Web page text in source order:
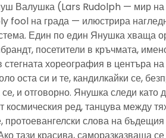
Валушка (Lars Rudolph — мир
fool на града — илюстрира
Един по един Янушка хваща
посетители в кръчмата,
стегната хореография в центъра
оста си и те, кандилкайки се,
и отговорно. Янушка следи като
космическия ред, танцува между
протоевангелски слова на